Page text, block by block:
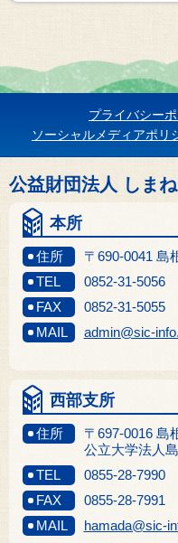
プライバシー
ソーシャルメディアポリ
公益財団法人 しま
本所
住所 〒690-0041 島
TEL
0852-31-5056
FAX
0852-31-5055
MAIL
admin@sic-
西部支所
住所
〒697-0016 島
公立大学法人
TEL
0855-28-7990
FAX
0855-28-7991
MAIL
hamada@sic-